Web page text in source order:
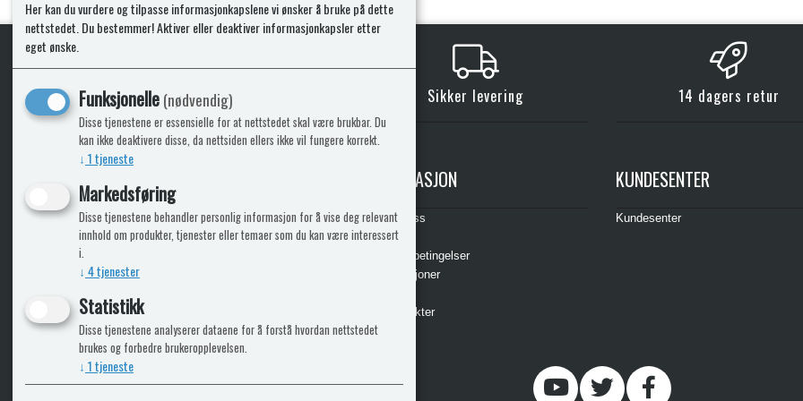
Kjøp
KLikk & hent Sikker levering 14 dagers retur
ICARAVANGRUPPEN
Bobilkjeden - iCaravan Tromsø
Caravan.no - når camping er livet
Fritidsvarehuset.no - barn og velvære
INFORMASJON
Kontakt oss
Cookies
Leveringsbetingelser
Reklamasjoner
Alle produkter
KUNDESENTER
Kundesenter
Her kan du vurdere og tilpasse informasjonkapslene vi ønsker å bruke på dette
nettstedet. Du bestemmer! Aktiver eller deaktiver informasjonkapsler etter
eget ønske.
Funksjonelle(nødvendig)
Disse tjenestene er essensielle for at nettstedet skal være brukbar. Du
kan ikke deaktivere disse, da nettsiden ellers ikke vil fungere korrekt.
↓ 1tjeneste
Markedsføring
Disse tjenestene behandler personlig informasjon for å vise deg relevant
innhold om produkter, tjenester eller temaer som du kan være interessert
i.
↓ 4tjenester
Statistikk
Disse tjenestene analyserer dataene for å forstå hvordan nettstedet
brukes og forbedre brukeropplevelsen.
↓ 1tjeneste